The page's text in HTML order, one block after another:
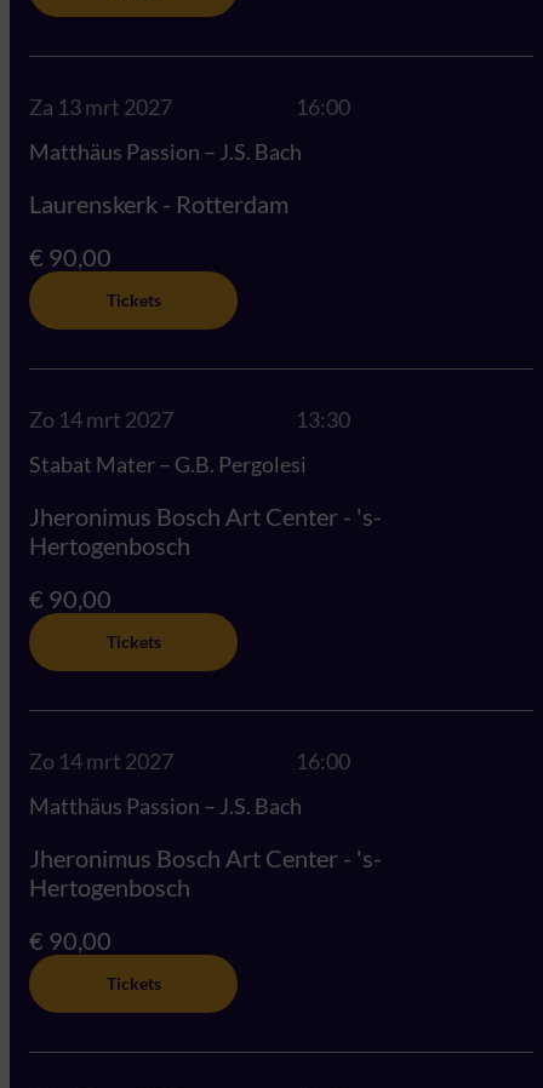
Za 13 mrt 2027
16:00
Matthäus Passion – J.S. Bach
Laurenskerk - Rotterdam
€ 90,00
Tickets
Zo 14 mrt 2027
13:30
Stabat Mater – G.B. Pergolesi
Jheronimus Bosch Art Center - 's-
Hertogenbosch
€ 90,00
Tickets
Zo 14 mrt 2027
16:00
Matthäus Passion – J.S. Bach
Jheronimus Bosch Art Center - 's-
Hertogenbosch
€ 90,00
Tickets